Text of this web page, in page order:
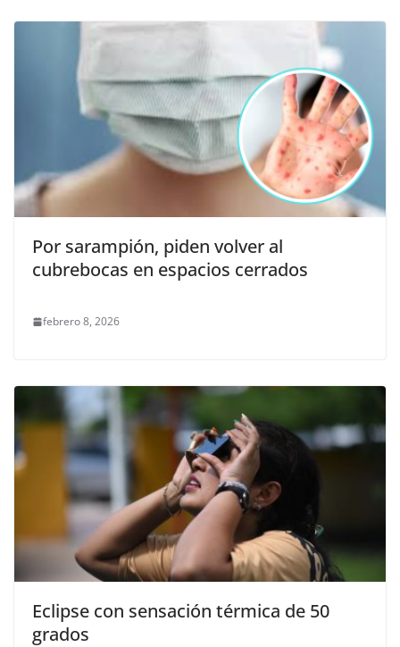
Por sarampión, piden volver al
cubrebocas en espacios cerrados
febrero 8, 2026
Eclipse con sensación térmica de 50
grados